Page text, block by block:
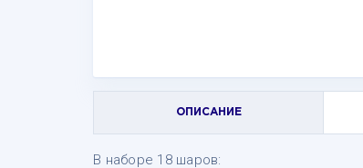
ОПИСАНИЕ
В наборе 18 шаров: